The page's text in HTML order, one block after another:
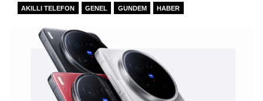
AKILLI TELEFON GENEL GUNDEM HABER